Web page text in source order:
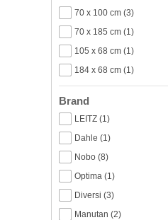
70 x 100 cm (3)
70 x 185 cm (1)
105 x 68 cm (1)
184 x 68 cm (1)
Brand
LEITZ (1)
Dahle (1)
Nobo (8)
Optima (1)
Diversi (3)
Manutan (2)